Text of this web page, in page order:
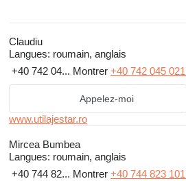
Claudiu
Langues: roumain, anglais
+40 742 04... Montrer +40 742 045 021
Appelez-moi
www.utilajestar.ro
Mircea Bumbea
Langues: roumain, anglais
+40 744 82... Montrer +40 744 823 101